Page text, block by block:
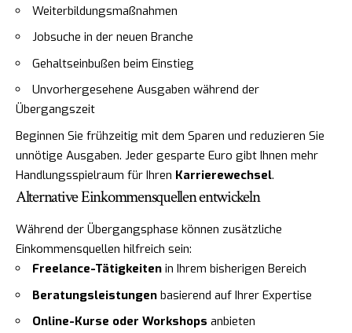
Weiterbildungsmaßnahmen
Jobsuche in der neuen Branche
Gehaltseinbußen beim Einstieg
Unvorhergesehene Ausgaben während der
Übergangszeit
Beginnen Sie frühzeitig mit dem Sparen und reduzieren Sie
unnötige Ausgaben. Jeder gesparte Euro gibt Ihnen mehr
Handlungsspielraum für Ihren Karrierewechsel.
Alternative Einkommensquellen entwickeln
Während der Übergangsphase können zusätzliche
Einkommensquellen hilfreich sein:
Freelance-Tätigkeiten in Ihrem bisherigen Bereich
Beratungsleistungen basierend auf Ihrer Expertise
Online-Kurse oder Workshops anbieten